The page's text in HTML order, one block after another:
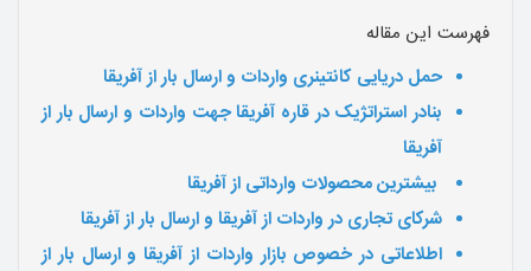
فهرست این مقاله
حمل دریایی کانتینری واردات و ارسال بار از آفریقا
بنادر استراتژیک در قاره آفریقا جهت واردات و ارسال بار از
آفریقا
بیشترین محصولات وارداتی از آفریقا
شرکای تجاری در واردات از آفریقا و ارسال بار از آفریقا
اطلاعاتی در خصوص بازار واردات از آفریقا و ارسال بار از